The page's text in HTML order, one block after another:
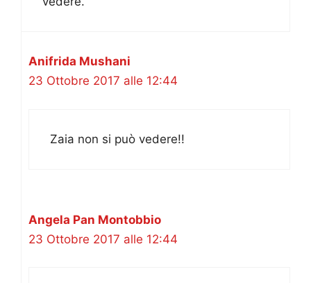
Anifrida Mushani
23 Ottobre 2017 alle 12:44
Zaia non si può vedere!!
Angela Pan Montobbio
23 Ottobre 2017 alle 12:44